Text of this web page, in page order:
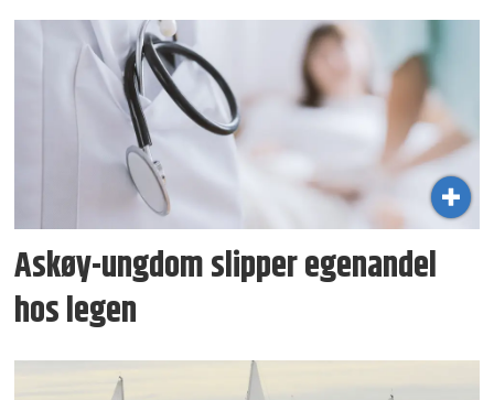
Askøy-ungdom slipper egenandel
hos legen